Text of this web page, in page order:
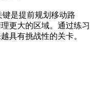
键是提前规划移动路
更大的区域。通过练习
具有挑战性的关卡。